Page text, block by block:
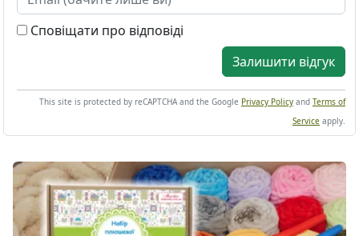
Сповіщати про відповіді
Залишити відгук
This site is protected by reCAPTCHA and the Google Privacy Policy and Terms of
Service apply.